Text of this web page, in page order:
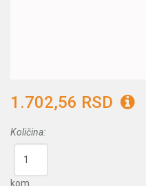
1.702,56 RSD
Količina:
kom